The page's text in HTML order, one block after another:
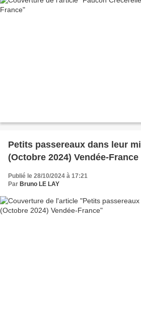
Petits passereaux dans leur milieu naturel
(Octobre 2024) Vendée-France
Publié le 28/10/2024 à 17:21
Par Bruno LE LAY